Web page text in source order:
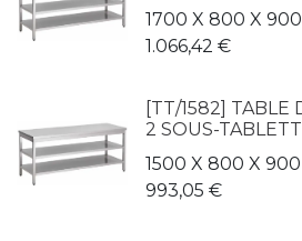
1700 X 800 X 900
1.066,42 €
[TT/1582] TABLE
2 SOUS-
1500 X 800 X 900
993,05 €